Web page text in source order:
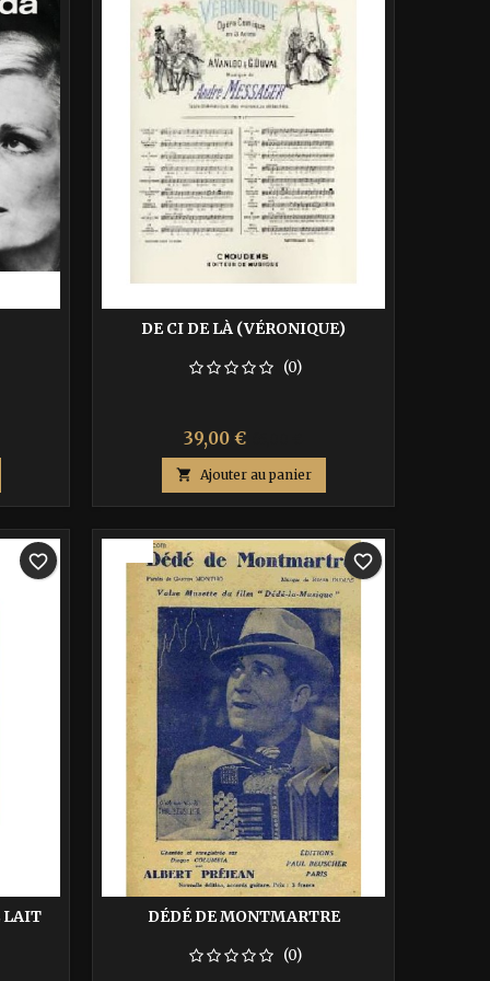
DE CI DE LÀ (VÉRONIQUE)
(0)
Prix
39,00 €
base
 Ajouter au panier
LAIT
favorite_border
DÉDÉ DE MONTMARTRE
(0)
favorite_border